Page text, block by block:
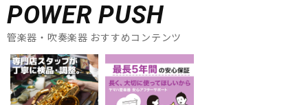
POWER PUSH
管楽器・吹奏楽器 おすすめコンテンツ